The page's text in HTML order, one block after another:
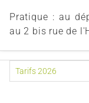
Pratique : au
au 2 bis rue de